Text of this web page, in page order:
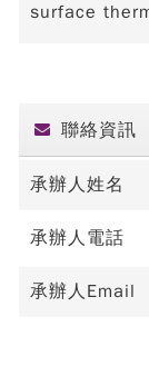
surface
聯絡資訊
承辦人姓名
承辦人電話
承辦人Email